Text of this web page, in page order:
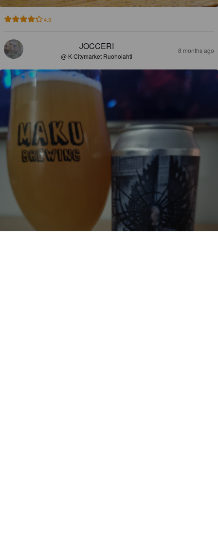
4.3
JOCCERI
@ K-Citymarket Ruoholahti
8 months ago